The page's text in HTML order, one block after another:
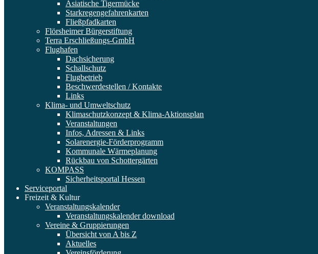
Asiatische Tigermücke
Starkregengefahrenkarten
Fließpfadkarten
Flörsheimer Bürgerstiftung
Terra Erschließungs-GmbH
Flughafen
Dachsicherung
Schallschutz
Flugbetrieb
Beschwerdestellen / Kontakte
Links
Klima- und Umweltschutz
Klimaschutzkonzept & Klima-Aktionsplan
Veranstaltungen
Infos, Adressen & Links
Solarenergie-Förderprogramm
Kommunale Wärmeplanung
Rückbau von Schottergärten
KOMPASS
Sicherheitsportal Hessen
Serviceportal
Freizeit & Kultur
Veranstaltungskalender
Veranstaltungskalender download
Vereine & Gruppierungen
Übersicht von A bis Z
Aktuelles